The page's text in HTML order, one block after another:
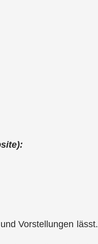
Vorstellungen lässt.